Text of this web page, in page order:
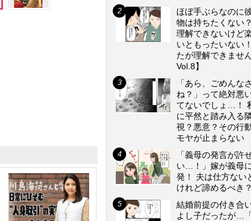
ほぼ手ぶらなのに
物は持ちたくない
理解できないけど
いともったいない
たが理解できませ
Vol.8】
「あら、ごめんな
ね？」って絶対悪
てないでしょ…！
に平然と踏み入る
視？悪意？その行
モヤが止まらない
「義母の発言が許
い…！」嫁が義母
発！ 夫は仕方ない
けれど諦めるべき？
結婚前提の付き合
よし子だったが…